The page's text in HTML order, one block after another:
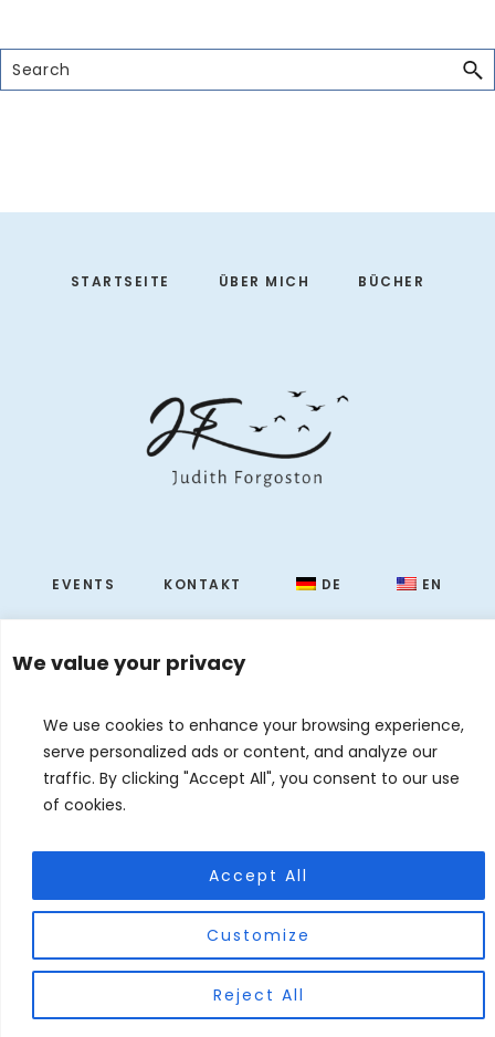
We value your privacy
We use cookies to enhance your browsing experience,
serve personalized ads or content, and analyze our
traffic. By clicking "Accept All", you consent to our use
of cookies.
Customize
Reject All
Accept All
Search
STARTSEITE ÜBER MICH BÜCHER
EVENTS KONTAKT DE EN